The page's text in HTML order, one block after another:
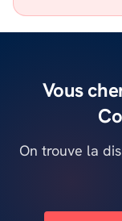
Vous
On trouve la